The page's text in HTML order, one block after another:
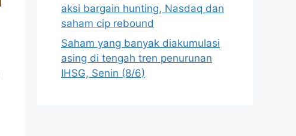
aksi bargain hunting, Nasdaq dan
saham cip rebound
Saham yang banyak diakumulasi
asing di tengah tren penurunan
IHSG, Senin (8/6)